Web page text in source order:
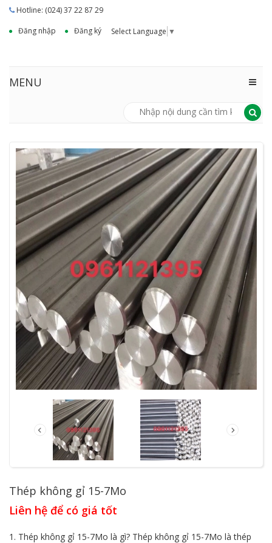
Hotline: (024) 37 22 87 29
Đăng nhập
Đăng ký Select Language ▼
MENU
Thép không gỉ 15-7Mo
Liên hệ để có giá tốt
1. Thép không gỉ 15-7Mo là gì? Thép không gỉ 15-7Mo là thép